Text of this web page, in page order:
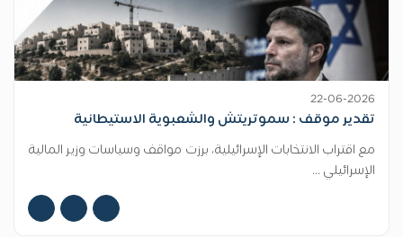
22-06-2026
تقدير موقف : سموتريتش والشعبوية الاستيطانية
مع اقتراب الانتخابات الإسرائيلية، برزت مواقف وسياسات وزير المالية
الإسرائيلي ...